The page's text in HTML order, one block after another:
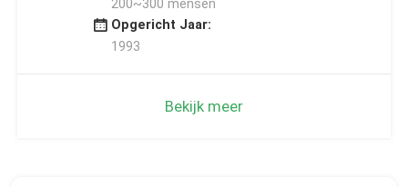
200~300 mensen
Opgericht Jaar:
1993
Bekijk meer